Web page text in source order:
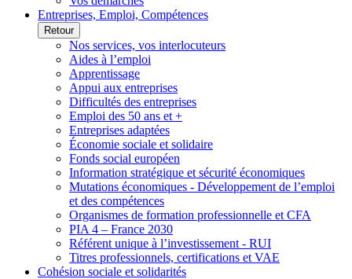
Entreprises, Emploi, Compétences
Retour
Nos services, vos interlocuteurs
Aides à l’emploi
Apprentissage
Appui aux entreprises
Difficultés des entreprises
Emploi des 50 ans et +
Entreprises adaptées
Économie sociale et solidaire
Fonds social européen
Information stratégique et sécurité économiques
Mutations économiques - Développement de l’emploi
et des compétences
Organismes de formation professionnelle et CFA
PIA 4 – France 2030
Référent unique à l’investissement - RUI
Titres professionnels, certifications et VAE
Cohésion sociale et solidarités